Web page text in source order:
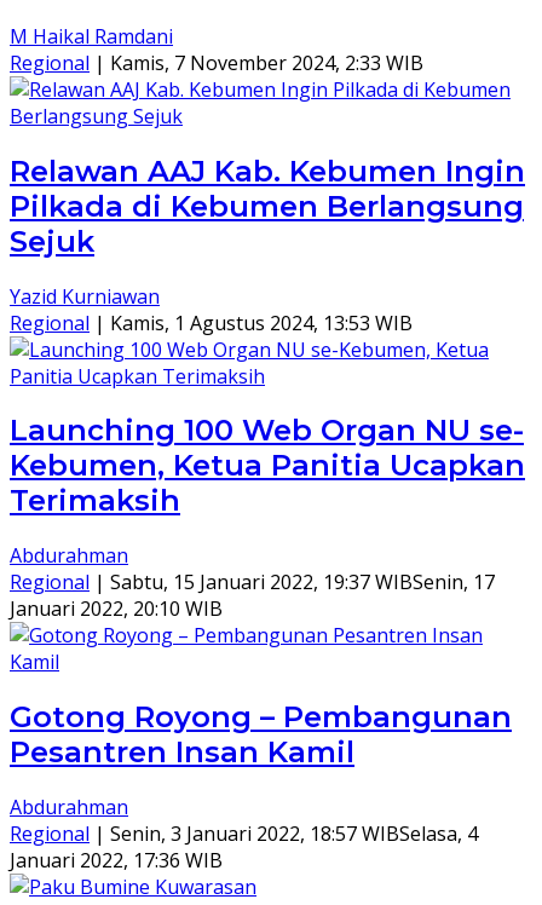
M Haikal Ramdani
Regional | Kamis, 7 November 2024, 2:33 WIB
Relawan AAJ Kab. Kebumen Ingin
Pilkada di Kebumen Berlangsung
Sejuk
Yazid Kurniawan
Regional | Kamis, 1 Agustus 2024, 13:53 WIB
Launching 100 Web Organ NU se-
Kebumen, Ketua Panitia Ucapkan
Terimaksih
Abdurahman
Regional | Sabtu, 15 Januari 2022, 19:37 WIBSenin, 17
Januari 2022, 20:10 WIB
Gotong Royong – Pembangunan
Pesantren Insan Kamil
Abdurahman
Regional | Senin, 3 Januari 2022, 18:57 WIBSelasa, 4
Januari 2022, 17:36 WIB